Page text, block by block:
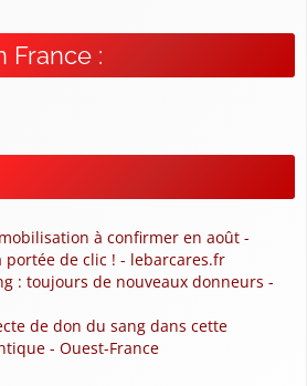
France :
à confirmer en août -
portée de clic ! - lebarcares.fr
: toujours de nouveaux donneurs -
de don du sang dans cette
- Ouest-France